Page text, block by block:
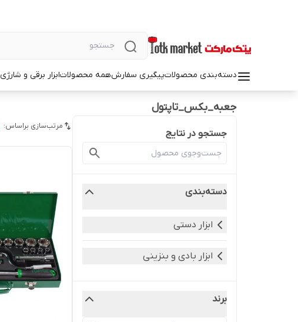
دسته‌بندی محصولاتپیگیری سفارشهمه محصولاتابزار برقی و شارژی
جعبه_بکس_تاپتول
جستجو در نتایج
دسته‌بندی
ابزار دستی
ابزار بادی و بنزینی
برند
مرتب‌سازی براساس: